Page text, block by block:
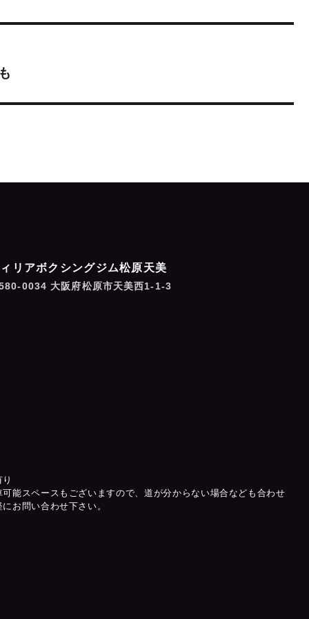
リアボクシングジム松原天美
0034 大阪府松原市天美西1-1-3
可能スペースもございますので、道が分からない場合なども合わせ
お問い合わせ下さい。